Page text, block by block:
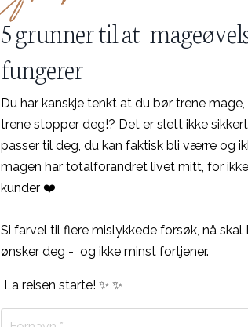
5 grunner til at
fungerer
Du har kanskje tenkt at du bør trene
trene stopper deg!? Det er slett ikke
passer til deg, du kan faktisk bli værre og
magen har totalforandret livet mitt, for
kunder ❤️
Si farvel til flere mislykkede forsøk, nå
ønsker deg - og ikke minst fortjener.
La reisen starte! ✨ ✨